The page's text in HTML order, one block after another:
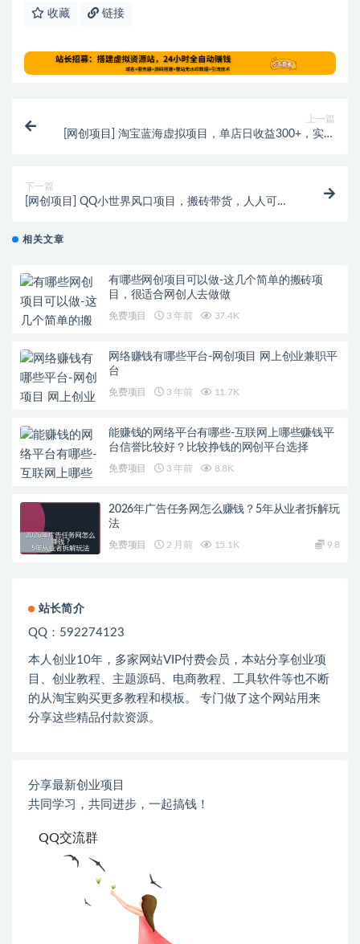
收藏 链接
上一篇
[网创项目] 淘宝蓝海虚拟项目，单店日收益300+，实操
下一篇
[网创项目] QQ小世界风口项目，搬砖带货，人人可
相关文章
有哪些网创项目可以做-这几个简单的搬砖项
目，很适合网创人去做做
免费项目 3 年前 37.4K
网络赚钱有哪些平台-网创项目 网上创业兼职平
台
免费项目 3 年前 11.7K
能赚钱的网络平台有哪些-互联网上哪些赚钱平
台信誉比较好？比较挣钱的网创平台选择
免费项目 3 年前 8.8K
2026年广告任务网怎么赚钱？5年从业者拆解玩
法
免费项目 2 月前 15.1K 9.8
站长简介
QQ：592274123
本人创业10年，多家网站VIP付费会员，本站分享创业项
目、创业教程、主题源码、电商教程、工具软件等也不断
的从淘宝购买更多教程和模板。 专门做了这个网站用来
分享这些精品付款资源。
分享最新创业项目
共同学习，共同进步，一起搞钱！
QQ交流群